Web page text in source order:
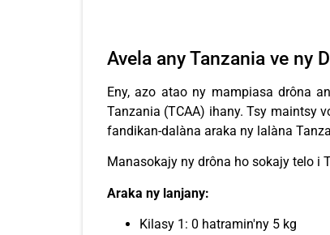
Avela any Tanzania ve ny
Eny, azo atao ny mampiasa drôna
Tanzania (TCAA) ihany. Tsy maintsy
fandikan-dalàna araka ny lalàna
Manasokajy ny drôna ho sokajy telo i
Araka ny lanjany:
Kilasy 1: 0 hatramin'ny 5 kg